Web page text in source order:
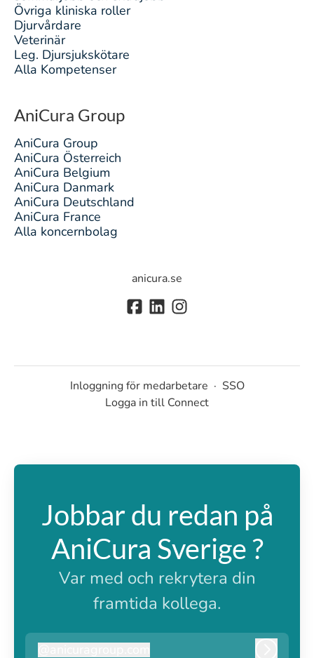
Övriga kliniska roller
Djurvårdare
Veterinär
Leg. Djursjukskötare
Alla Kompetenser
AniCura Group
AniCura Group
AniCura Österreich
AniCura Belgium
AniCura Danmark
AniCura Deutschland
AniCura France
Alla koncernbolag
anicura.se
Inloggning för medarbetare · SSO
Logga in till Connect
Jobbar du redan på
AniCura Sverige ?
Var med och rekrytera din
framtida kollega.